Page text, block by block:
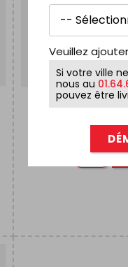
Veuillez
Si votre ville
nous au
pouvez être